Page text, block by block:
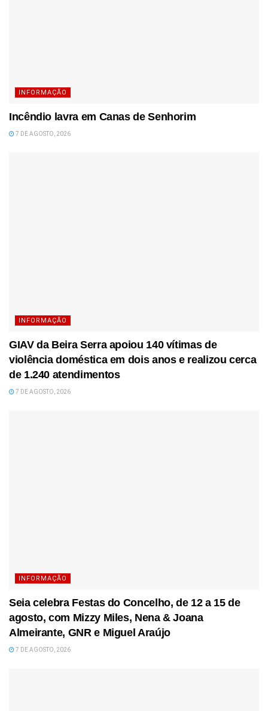
INFORMAÇÃO
Incêndio lavra em Canas de Senhorim
7 DE AGOSTO, 2026
INFORMAÇÃO
GIAV da Beira Serra apoiou 140 vítimas de
violência doméstica em dois anos e realizou cerca
de 1.240 atendimentos
7 DE AGOSTO, 2026
INFORMAÇÃO
Seia celebra Festas do Concelho, de 12 a 15 de
agosto, com Mizzy Miles, Nena & Joana
Almeirante, GNR e Miguel Araújo
7 DE AGOSTO, 2026